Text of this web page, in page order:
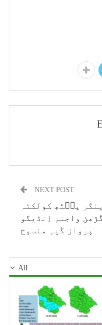
NEXT POST
پٮ۪ٹھٕ کولکتہ
گَژھن واجنہِ اِنڈیگو
پرواز گٔیہِ منسوخ
All